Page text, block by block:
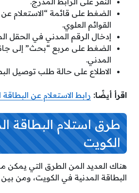
الضغط على قائمة “الاستعلام
القوائم العلوي.
إدخال الرقم المدني في
الضغط على مربع “بحث” إلى
المدني.
الاطلاع على حالة طلب توصيل
اقرأ أيضًا: رابط الاستعلام عن البطاقة
طرق استلام البطاقة
الكويت
هناك العديد المن الطرق التي يمكن
البطاقة المدنية في الكويت، ومن